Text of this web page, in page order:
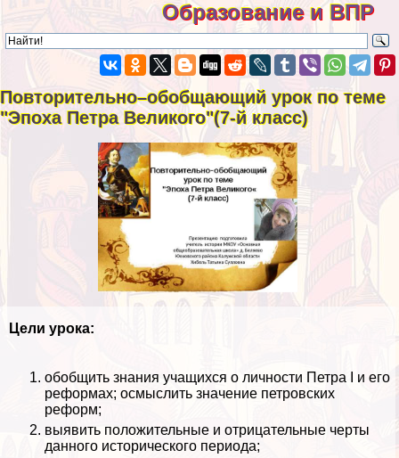
Образование и ВПР
Повторительно–обобщающий урок по теме
"Эпоха Петра Великого"(7-й класс)
Цели урока:
обобщить знания учащихся о личности Петра I и его
реформах; осмыслить значение петровских
реформ;
выявить положительные и отрицательные черты
данного исторического периода;